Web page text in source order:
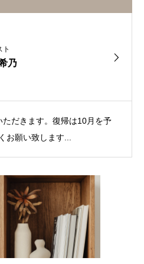
ト
乃
だきます。復帰は10月を予
お願い致します...